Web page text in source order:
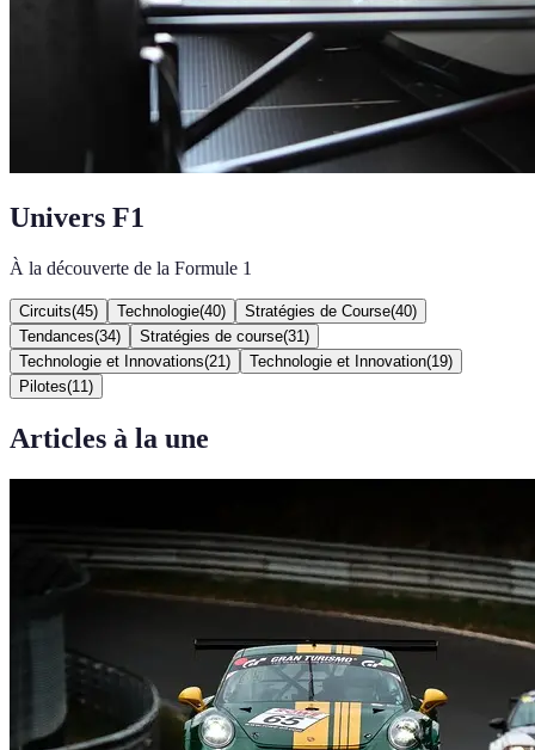
Univers F1
À la découverte de la Formule 1
Circuits(45) Technologie(40) Stratégies de Course(40)
Tendances(34) Stratégies de course(31 )
Technologie et Innovations(21 ) Technologie et Innovation(19)
Pilotes(11 )
Articles à la une